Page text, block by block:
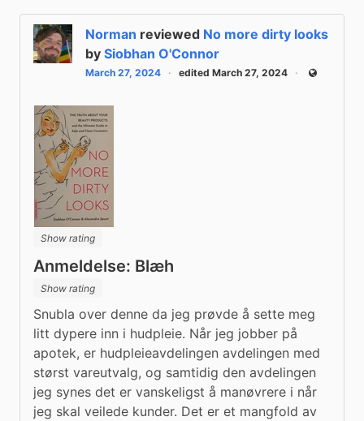
Norman reviewed No more dirty looks
by Siobhan O'Connor
March 27, 2024 edited March 27, 2024 Public
Show rating
Anmeldelse: Blæh
Show rating
Snubla over denne da jeg prøvde å sette meg
litt dypere inn i hudpleie. Når jeg jobber på
apotek, er hudpleieavdelingen avdelingen med
størst vareutvalg, og samtidig den avdelingen
jeg synes det er vanskeligst å manøvrere i når
jeg skal veilede kunder. Det er et mangfold av